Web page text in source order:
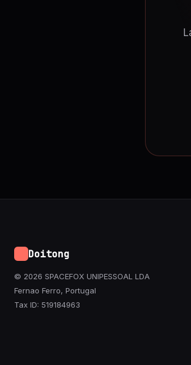
Doitong
© 2026 SPACEFOX UNIPESSOAL LDA
Fernao Ferro, Portugal
Tax ID: 519184963